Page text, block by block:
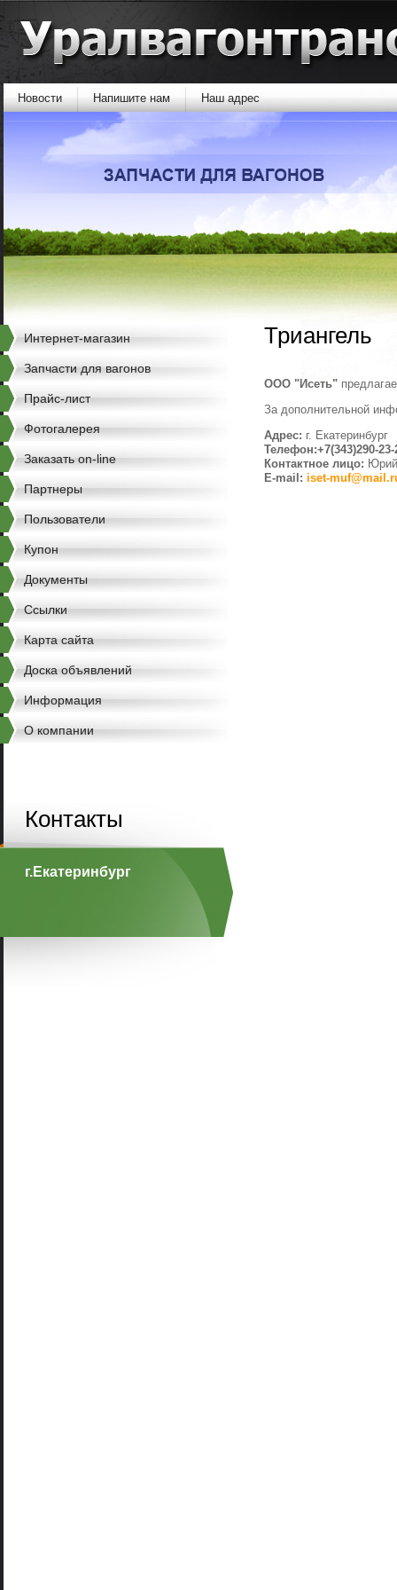
Новости Напишите нам Наш адрес
Интернет-магазин
Запчасти для вагонов
Прайс-лист
Фотогалерея
Заказать on-line
Партнеры
Пользователи
Купон
Документы
Ссылки
Карта сайта
Доска объявлений
Информация
О компании
Контакты
г.Екатеринбург
Триангель
ООО "Исеть"
За дополнительной
Адрес: г. Екатеринбург
Телефон:+7(343)290-23-
Контактное лицо: Юрий
E-mail: iset-